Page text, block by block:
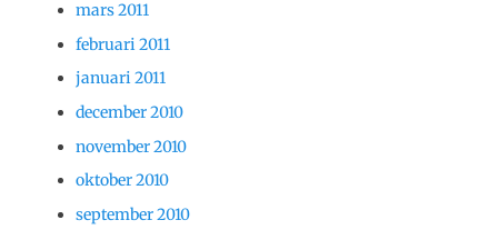
mars 2011
februari 2011
januari 2011
december 2010
november 2010
oktober 2010
september 2010